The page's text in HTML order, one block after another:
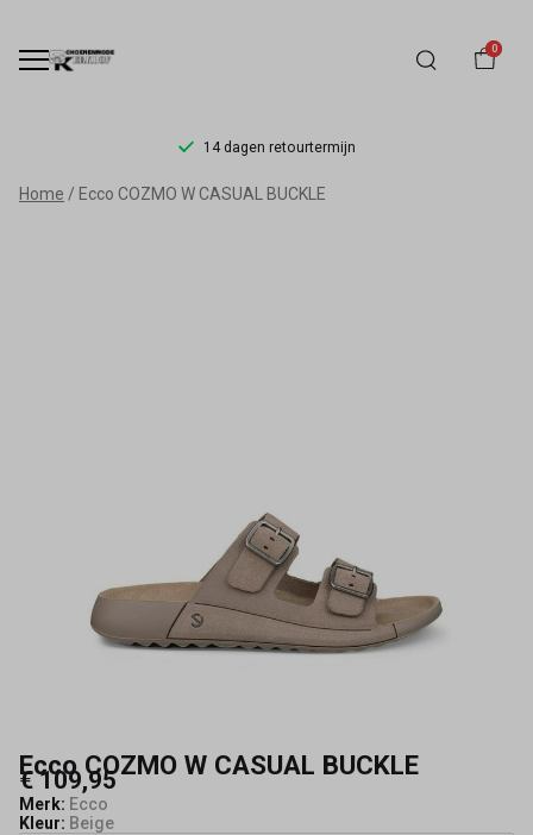
0
14 dagen retourtermijn
Ecco
Schoenmode
Home Ecco COZMO W CASUAL BUCKLE
Ecco COZMO W CASUAL BUCKLE
€ 109,95
Merk: Ecco
Kleur: Beige